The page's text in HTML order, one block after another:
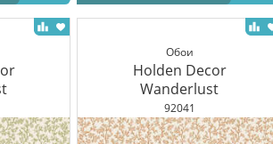
Обои
Holden Decor
Wanderlust
92041